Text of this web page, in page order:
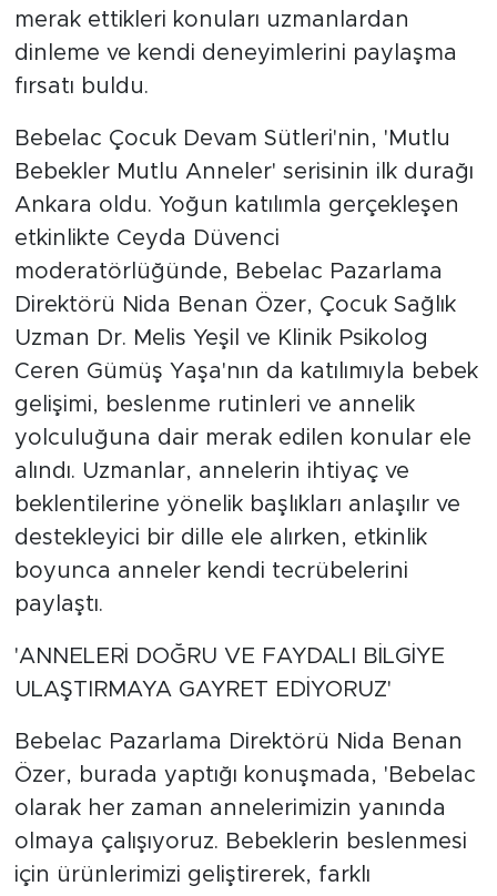
merak ettikleri konuları uzmanlardan
dinleme ve kendi deneyimlerini paylaşma
fırsatı buldu.
Bebelac Çocuk Devam Sütleri'nin, 'Mutlu
Bebekler Mutlu Anneler' serisinin ilk durağı
Ankara oldu. Yoğun katılımla gerçekleşen
etkinlikte Ceyda Düvenci
moderatörlüğünde, Bebelac Pazarlama
Direktörü Nida Benan Özer, Çocuk Sağlık
Uzman Dr. Melis Yeşil ve Klinik Psikolog
Ceren Gümüş Yaşa'nın da katılımıyla bebek
gelişimi, beslenme rutinleri ve annelik
yolculuğuna dair merak edilen konular ele
alındı. Uzmanlar, annelerin ihtiyaç ve
beklentilerine yönelik başlıkları anlaşılır ve
destekleyici bir dille ele alırken, etkinlik
boyunca anneler kendi tecrübelerini
paylaştı.
'ANNELERİ DOĞRU VE FAYDALI BİLGİYE
ULAŞTIRMAYA GAYRET EDİYORUZ'
Bebelac Pazarlama Direktörü Nida Benan
Özer, burada yaptığı konuşmada, 'Bebelac
olarak her zaman annelerimizin yanında
olmaya çalışıyoruz. Bebeklerin beslenmesi
için ürünlerimizi geliştirerek, farklı